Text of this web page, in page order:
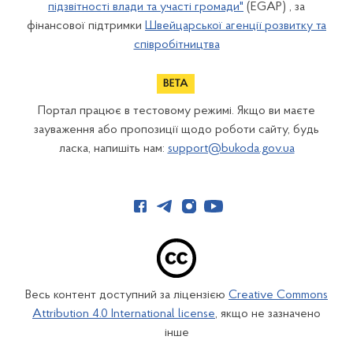
підзвітності влади та участі громади" (EGAP) , за
фінансової підтримки Швейцарської агенції розвитку та
співробітництва
Портал працює в тестовому режимі. Якщо ви маєте
зауваження або пропозиції щодо роботи сайту, будь
ласка, напишіть нам: support@bukoda.gov.ua
Весь контент доступний за ліцензією Creative Commons
Attribution 4.0 International license, якщо не зазначено
інше